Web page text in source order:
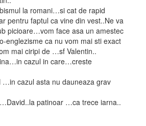
la romani…si cat de rapid
pentru faptul ca vine din vest..Ne va
picioare…vom face asa un amestec
englezisme ca nu vom mai sti exact
mai ciripi de …sf Valentin..
cazul in care…creste
…in cazul asta nu dauneaza grav
patinoar …ca trece iarna..